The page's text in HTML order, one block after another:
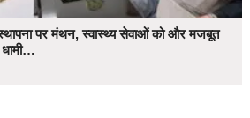
पर मंथन, स्वास्थ्य सेवाओं को और मजबूत